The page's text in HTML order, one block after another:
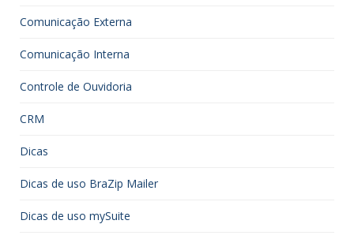
Comunicação Externa
Comunicação Interna
Controle de Ouvidoria
CRM
Dicas
Dicas de uso BraZip Mailer
Dicas de uso mySuite